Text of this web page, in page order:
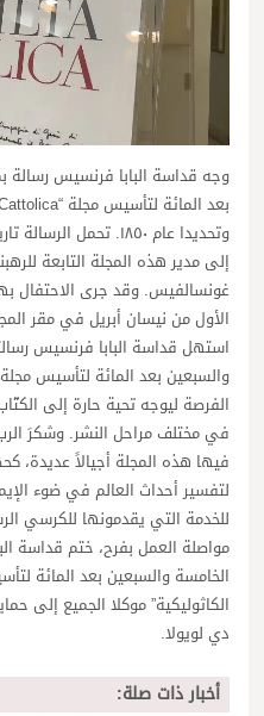
وجه قداسة البابا فرنسيس رسالة
إلى مدير هذه المجلة التابعة
غونسالفيس. وقد جرى الاحتفال
الأول من نيسان أبريل في مقر
استهل قداسة البابا فرنسيس
والسبعين بعد المائة لتأسيس مجلة
الفرصة ليوجه تحية حارة إلى
في مختلف مراحل النشر. وشكرَ
فيها هذه المجلة أجيالاً عديدة،
لتفسير أحداث العالم في ضوء
للخدمة التي يقدمونها للكرسي
مواصلة العمل بفرح، ختم قداسة
الخامسة والسبعين بعد المائة
الكاثوليكية” موكلا الجميع إلى
دي لويولا.
أخبار ذات صلة: